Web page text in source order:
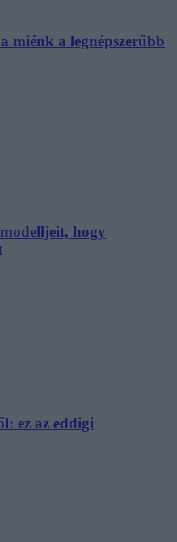
miénk a legnépszerűbb
hogy
ez az eddigi